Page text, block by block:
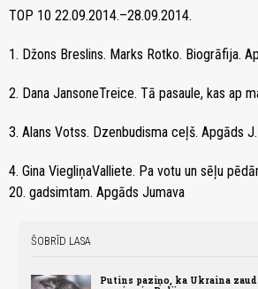
TOP 10 22.09.2014.–28.09.2014.
1. Džons Breslins. Marks Rotko. Biogrāfija.
2. Dana JansoneTreice. Tā pasaule, kas ap
3. Alans Votss. Dzenbudisma ceļš. Apgāds
4. Gina ViegliņaValliete. Pa votu un sēļu
20. gadsimtam. Apgāds Jumava
ŠOBRĪD LASA
Putins paziņo, ka Ukraina